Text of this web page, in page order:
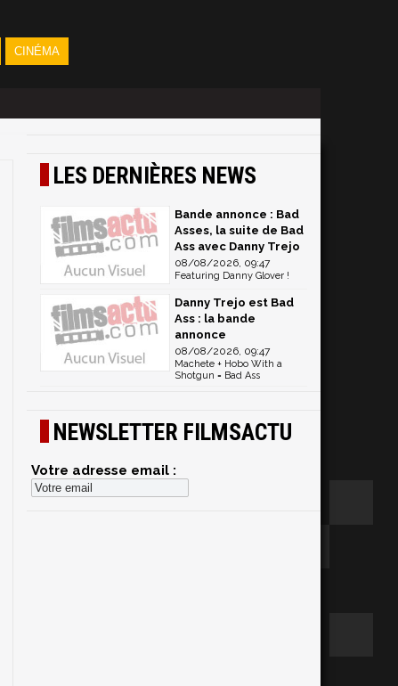
CINÉMA
LES DERNIÈRES NEWS
Bande annonce : Bad
Asses, la suite de Bad
Ass avec Danny Trejo
08/08/2026, 09:47
Featuring Danny Glover !
Danny Trejo est Bad
Ass : la bande
annonce
08/08/2026, 09:47
Machete + Hobo With a
Shotgun = Bad Ass
NEWSLETTER FILMSACTU
Votre adresse email :